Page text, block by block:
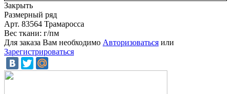
Закрыть
Размерный ряд
Арт. 83564 Трамаросса
Вес ткани: г/пм
Для заказа Вам необходимо Авторизоваться или
Зарегистрироваться